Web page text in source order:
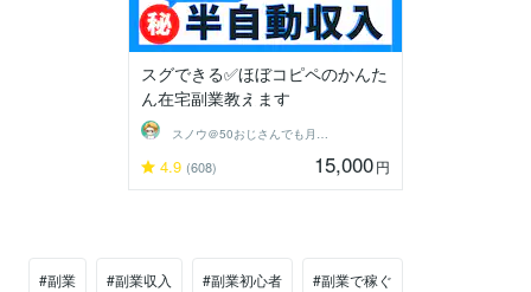
スグできる✅ほぼコピペのかんた
ん在宅副業教えます
スノウ＠50おじさんでも月収100万✨
4.9 (608) 15,000円
#副業 #副業収入 #副業初心者 #副業で稼ぐ